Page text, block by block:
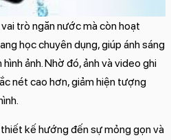
trò ngăn nước mà còn hoạt
học chuyên dụng, giúp ánh sáng
ảnh. Nhờ đó, ảnh và video ghi
nét cao hơn, giảm hiện tượng
kế hướng đến sự mỏng gọn và